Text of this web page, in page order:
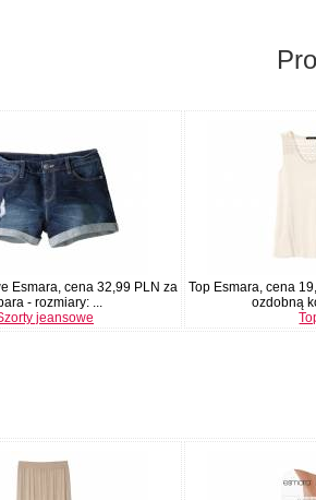
Esmara, cena 32,99 PLN za
- rozmiary: ...
jeansowe
Top Esmara, cena
ozdobną